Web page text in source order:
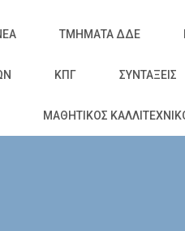
ΤΜΉΜΑΤΑ ΔΔΕ
ΚΠΓ ΣΥΝΤΑΞΕΙΣ
ΜΑΘΗΤΙΚΟΣ